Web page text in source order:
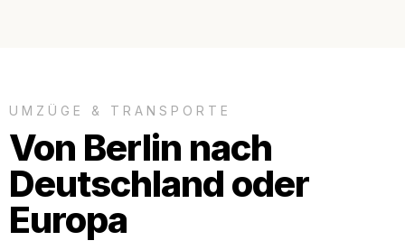
UMZÜGE & TRANSPORTE
Von Berlin nach
Deutschland oder
Europa